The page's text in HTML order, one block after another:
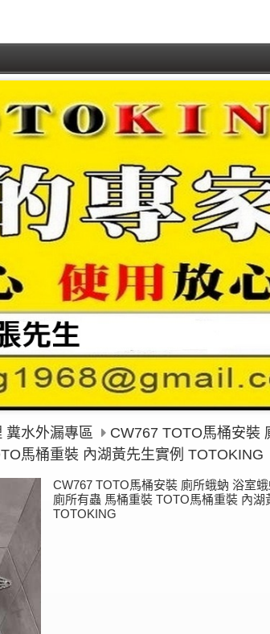
糞水外漏專區
CW767 TOTO馬桶安裝
馬桶重裝 內湖黃先生實例 TOTOKING
CW767 TOTO馬桶安裝 廁所蛾蚋 浴室
廁所有蟲 馬桶重裝 TOTO馬桶重裝 內湖
TOTOKING